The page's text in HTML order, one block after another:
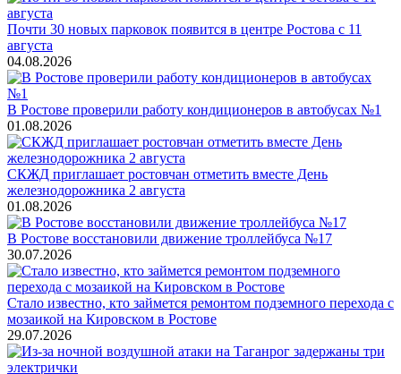
Почти 30 новых парковок появится в центре Ростова с 11
августа
04.08.2026
В Ростове проверили работу кондиционеров в автобусах №1
01.08.2026
СКЖД приглашает ростовчан отметить вместе День
железнодорожника 2 августа
01.08.2026
В Ростове восстановили движение троллейбуса №17
30.07.2026
Стало известно, кто займется ремонтом подземного перехода с
мозаикой на Кировском в Ростове
29.07.2026